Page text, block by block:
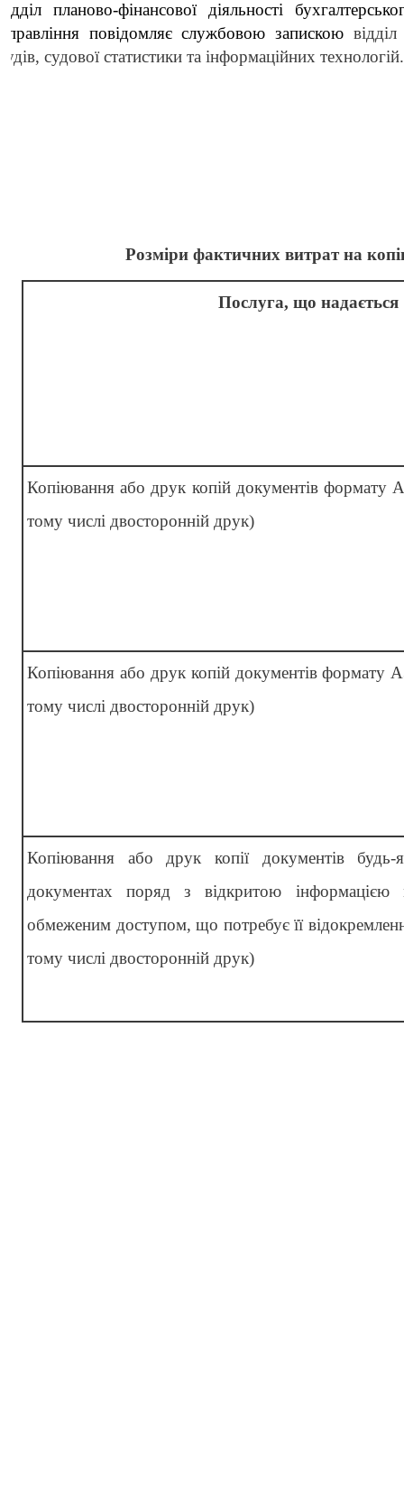
планово-фінансової діяльності
повідомляє службовою запискою в
судової статистики та інформаційних технологій.
Розміри фактичних витрат на
Послуга, що надається
Копіювання або друк копій документів формату
тому числі двосторонній друк)
Копіювання або друк копій документів формату
тому числі двосторонній друк)
Копіювання або друк копії документів
документах поряд з відкритою інформацією
обмеженим доступом, що потребує її
тому числі двосторонній друк)